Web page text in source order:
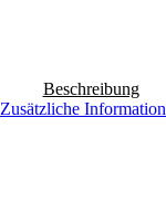
Beschreibung
Zusätzliche